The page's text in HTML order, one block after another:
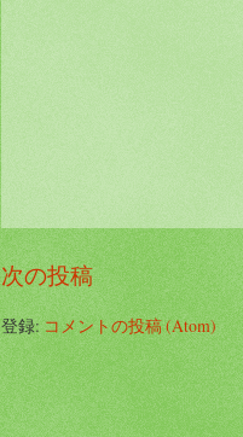
次の投稿
登録:コメントの投稿 (Atom)